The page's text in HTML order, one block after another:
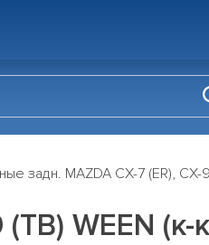
задн. MAZDA CX-7 (ER), CX-
WEEN (к-